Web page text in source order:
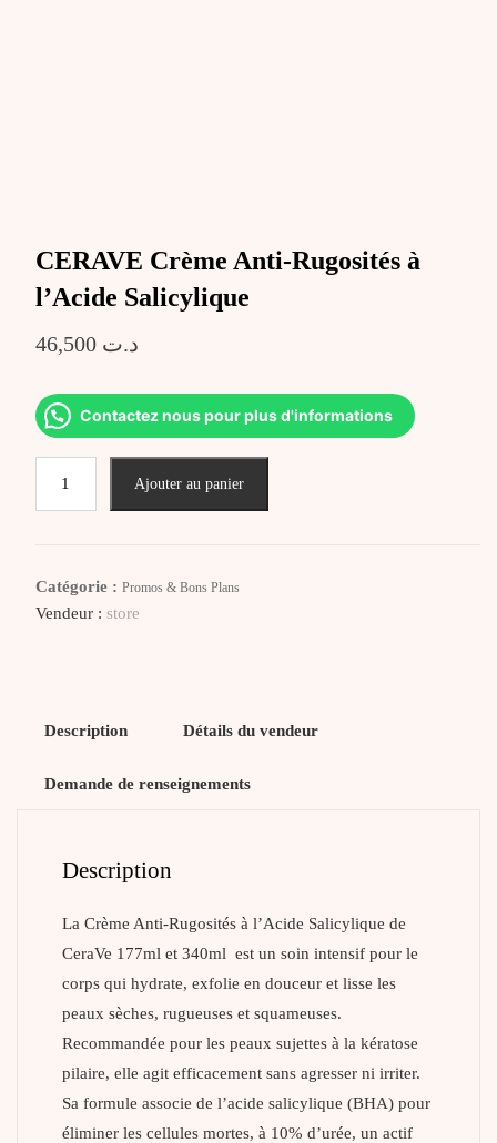
CERAVE Crème Anti-Rugosités à
l’Acide Salicylique
د.ت 46,500
Contactez nous pour plus d'informations
Ajouter au panier
Catégorie : Promos & Bons Plans
Vendeur : store
Description Détails du vendeur
Demande de renseignements
Description
La Crème Anti-Rugosités à l’Acide Salicylique de
CeraVe 177ml et 340ml est un soin intensif pour le
corps qui hydrate, exfolie en douceur et lisse les
peaux sèches, rugueuses et squameuses.
Recommandée pour les peaux sujettes à la kératose
pilaire, elle agit efficacement sans agresser ni irriter.
Sa formule associe de l’acide salicylique (BHA) pour
éliminer les cellules mortes, à 10% d’urée, un actif